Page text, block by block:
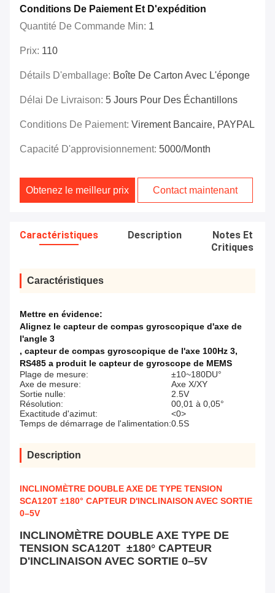
Conditions De Paiement Et D'expédition
Quantité De Commande Min: 1
Prix: 110
Détails D'emballage: Boîte De Carton Avec L'éponge
Délai De Livraison: 5 Jours Pour Des Échantillons
Conditions De Paiement: Virement Bancaire, PAYPAL
Capacité D'approvisionnement: 5000/month
Obtenez le meilleur prix Contact maintenant
Caractéristiques Description
Notes Et
Critiques
Caractéristiques
Mettre en évidence:
Alignez le capteur de compas gyroscopique d'axe de
l'angle 3
, capteur de compas gyroscopique de l'axe 100Hz 3,
RS485 a produit le capteur de gyroscope de MEMS
Plage de mesure:
±10~180DU°
Axe de mesure:
Axe X/XY
Sortie nulle:
2.5V
Résolution:
00,01 à 0,05°
Exactitude d'azimut:
<0>
Temps de démarrage de l'alimentation:0.5S
Description
INCLINOMÈTRE DOUBLE AXE DE TYPE TENSION
SCA120T ±180° CAPTEUR D'INCLINAISON AVEC SORTIE
0–5V
INCLINOMÈTRE DOUBLE AXE TYPE DE
TENSION SCA120T ±180° CAPTEUR
D'INCLINAISON AVEC SORTIE 0–5V